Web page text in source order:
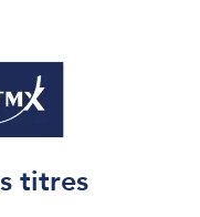
titres